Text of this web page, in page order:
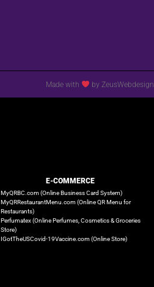
Made with by ZeusWebdesign
E-COMMERCE
MyQRBC.com (Online Business Card System)
MyQRRestaurantMenu.com (Online QR Menu for
Restaurants)
Perfumatex (Online Perfumes, Cosmetics & Groceries
Store)
IGotTheUSCovid-19Vaccine.com (Online Store)